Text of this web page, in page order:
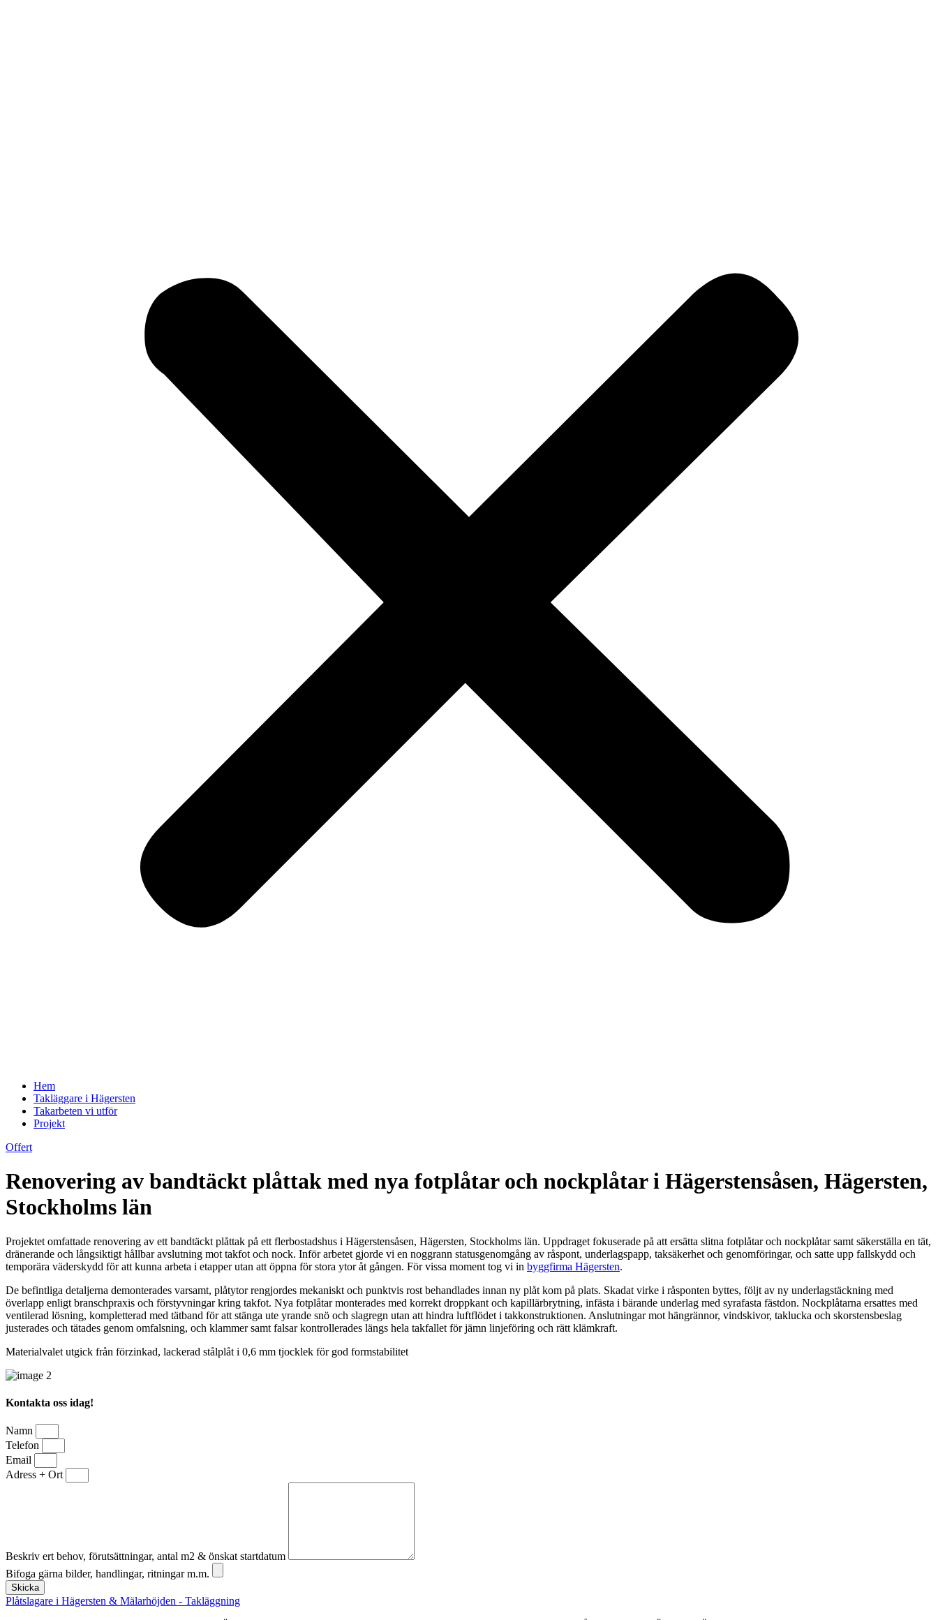
Hem
Takläggare i Hägersten
Takarbeten vi utför
Projekt
Offert
Renovering av bandtäckt plåttak med nya fotplåtar och nockplåtar i Hägerstensåsen, Hägersten,
Stockholms län
Projektet omfattade renovering av ett bandtäckt plåttak på ett flerbostadshus i Hägerstensåsen, Hägersten, Stockholms län. Uppdraget fokuserade på att ersätta slitna fotplåtar och nockplåtar samt säkerställa en tät,
dränerande och långsiktigt hållbar avslutning mot takfot och nock. Inför arbetet gjorde vi en noggrann statusgenomgång av råspont, underlagspapp, taksäkerhet och genomföringar, och satte upp fallskydd och
temporära väderskydd för att kunna arbeta i etapper utan att öppna för stora ytor åt gången. För vissa moment tog vi in byggfirma Hägersten.
De befintliga detaljerna demonterades varsamt, plåtytor rengjordes mekaniskt och punktvis rost behandlades innan ny plåt kom på plats. Skadat virke i råsponten byttes, följt av ny underlagstäckning med
överlapp enligt branschpraxis och förstyvningar kring takfot. Nya fotplåtar monterades med korrekt droppkant och kapillärbrytning, infästa i bärande underlag med syrafasta fästdon. Nockplåtarna ersattes med
ventilerad lösning, kompletterad med tätband för att stänga ute yrande snö och slagregn utan att hindra luftflödet i takkonstruktionen. Anslutningar mot hängrännor, vindskivor, taklucka och skorstensbeslag
justerades och tätades genom omfalsning, och klammer samt falsar kontrollerades längs hela takfallet för jämn linjeföring och rätt klämkraft.
Materialvalet utgick från förzinkad, lackerad stålplåt i 0,6 mm tjocklek för god formstabilitet
Kontakta oss idag!
Namn
Telefon
Email
Adress + Ort
Beskriv ert behov, förutsättningar, antal m2 & önskat startdatum
Bifoga gärna bilder, handlingar, ritningar m.m.
Skicka
Plåtslagare i Hägersten & Mälarhöjden - Takläggning